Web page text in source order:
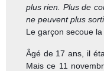
plus rien. Plus de
ne peuvent plus
Le garçon secoue
Âgé de 17 ans, il
Mais ce 11